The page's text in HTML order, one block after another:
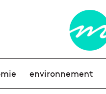
environnement